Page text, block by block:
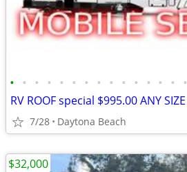
• • • • • • • • • • • • • • •
RV ROOF special $995.00 ANY SIZE
7/28 Daytona Beach
$32,000